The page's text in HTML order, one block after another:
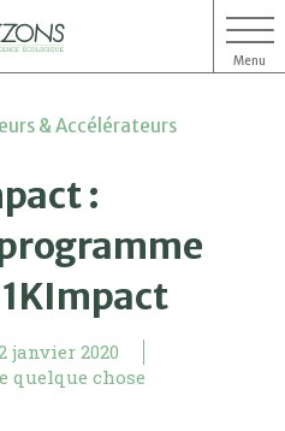
Menu
& Accélérateurs
:
janvier 2020
quelque chose